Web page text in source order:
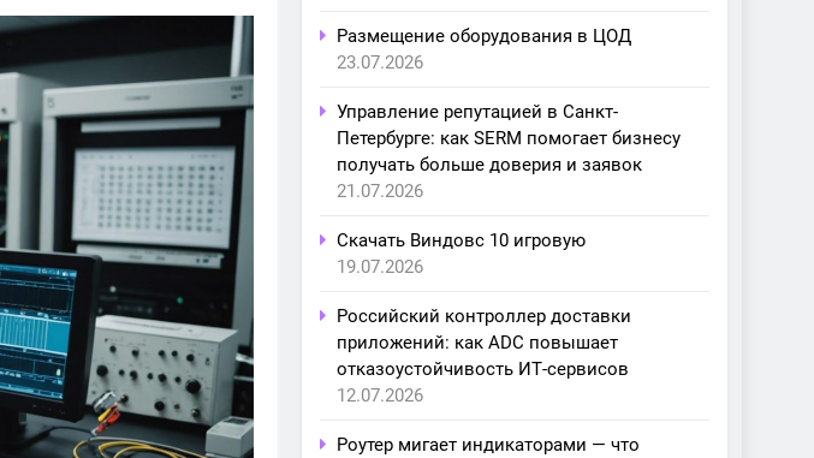
Размещение оборудования в ЦОД
23.07.2026
Управление репутацией в Санкт-
Петербурге: как SERM помогает бизнесу
получать больше доверия и заявок
21.07.2026
Скачать Виндовс 10 игровую
19.07.2026
Российский контроллер доставки
приложений: как ADC повышает
отказоустойчивость ИТ-сервисов
12.07.2026
Роутер мигает индикаторами — что